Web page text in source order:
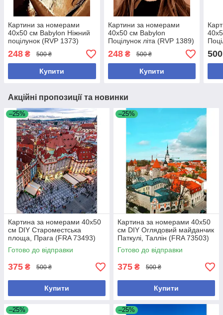
Картини за номерами
40х50 см Babylon Ніжний
поцілунок (RVP 1373)
248 ₴ 500 ₴
Купити
Картини за номерами
40х50 см Babylon
Поцілунок літа (RVP 1389)
248₴ 500 ₴
Купити
500
Акційні пропозиції та новинки
–25%
Картина за номерами 40x50
см DIY Староместська
площа, Прага (FRA 73493)
Готово до відправки
375 ₴ 500 ₴
Купити
–25%
Картина за номерами 40x50
см DIY Оглядовий майданчик
Паткулі, Таллін (FRA 73503)
Готово до відправки
375 ₴ 500 ₴
Купити
–25% –25%